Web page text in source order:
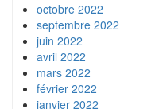
octobre 2022
septembre 2022
juin 2022
avril 2022
mars 2022
février 2022
janvier 2022